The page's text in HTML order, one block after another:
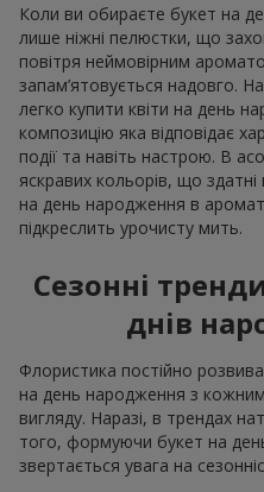
Коли ви обираєте букет на
лише ніжні пелюстки, що
повітря неймовірним
запам’ятовується надовго. На
легко купити квіти на день
композицію яка відповідає
події та навіть настрою. В
яскравих кольорів, що
на день народження в
підкреслить урочисту мить.
Сезонні
днів
Флористика постійно
на день народження з
вигляду. Наразі, в трендах
того, формуючи букет на
звертається увага на